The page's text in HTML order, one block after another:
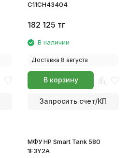
C11CH43404
182 125 тг
В наличии
Доставка 8 августа
В корзину
Запросить счет/КП
МФУ HP Smart Tank 580
1F3Y2A